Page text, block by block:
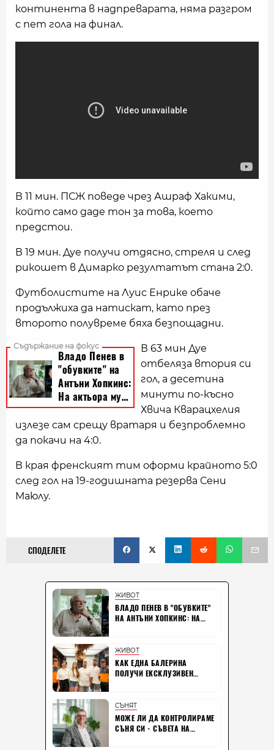
континента в надпреварата, няма разгром
с пет гола на финал.
В 11 мин. ПСЖ поведе чрез Ашраф Хакими,
който само даде тон за това, което
предстои.
В 19 мин. Дуе получи отдясно, стреля и след
рикошет в Димарко резултатът стана 2:0.
Футболистите на Луис Енрике обаче
продължиха да натискат, като през
второто полувреме бяха безпощадни.
В 63 мин Дуе
отбеляза втория си
гол, а десетина
минути по-късно
Хвича Кварацхелия
излезе сам срещу вратаря и безпроблемно
да покачи на 4:0.
В края френският тим оформи крайното 5:0
след гол на 19-годишната резерва Сени
Маюлу.
СПОДЕЛЕТЕ